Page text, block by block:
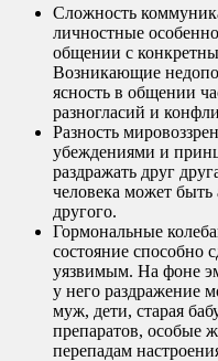
Сложность
личностные
общении с
Возникающие
ясность в общении
разногласий и
Разность
убеждениями и
раздражать друг
человека может
другого.
Гормональные
состояние способно
уязвимым. На фоне
у него раздражение
муж, дети, старая
препаратов, особые
перепадам